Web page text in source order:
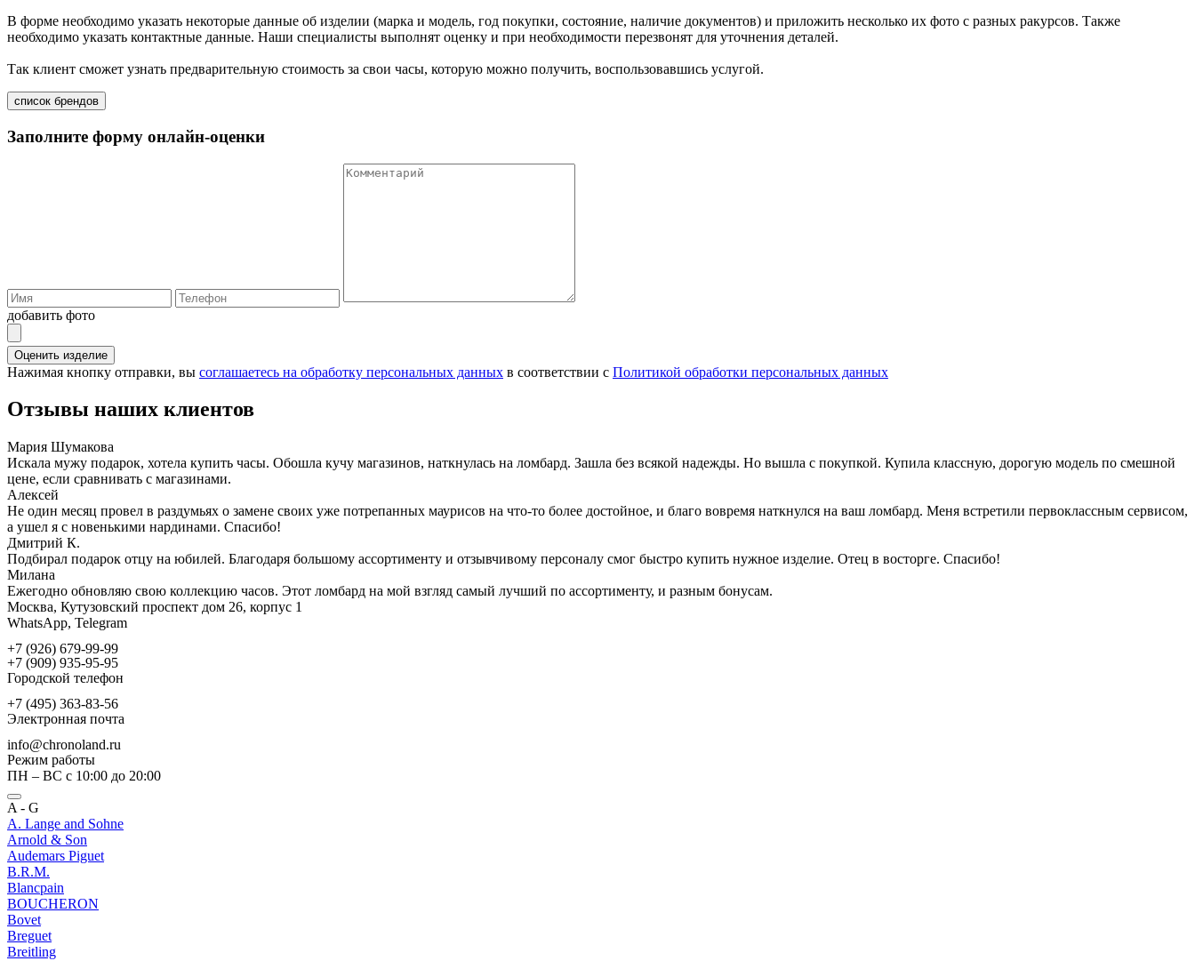
В форме необходимо указать некоторые данные об изделии (марка и модель, год покупки, состояние, наличие документов) и приложить несколько их фото с разных ракурсов. Также
необходимо указать контактные данные. Наши специалисты выполнят оценку и при необходимости перезвонят для уточнения деталей.
Так клиент сможет узнать предварительную стоимость за свои часы, которую можно получить, воспользовавшись услугой.
список брендов
Заполните форму онлайн-оценки
добавить фото
Оценить изделие
Нажимая кнопку отправки, вы соглашаетесь на обработку персональных данных в соответствии с Политикой обработки персональных данных
Отзывы наших клиентов
Мария Шумакова
Искала мужу подарок, хотела купить часы. Обошла кучу магазинов, наткнулась на ломбард. Зашла без всякой надежды. Но вышла с покупкой. Купила классную, дорогую модель по смешной
цене, если сравнивать с магазинами.
Алексей
Не один месяц провел в раздумьях о замене своих уже потрепанных маурисов на что-то более достойное, и благо вовремя наткнулся на ваш ломбард. Меня встретили первоклассным сервисом,
а ушел я с новенькими нардинами. Спасибо!
Дмитрий К.
Подбирал подарок отцу на юбилей. Благодаря большому ассортименту и отзывчивому персоналу смог быстро купить нужное изделие. Отец в восторге. Спасибо!
Милана
Ежегодно обновляю свою коллекцию часов. Этот ломбард на мой взгляд самый лучший по ассортименту, и разным бонусам.
Москва, Кутузовский проспект дом 26, корпус 1
WhatsApp, Telegram
+7 (926) 679-99-99
+7 (909) 935-95-95
Городской телефон
+7 (495) 363-83-56
Электронная почта
info@chronoland.ru
Режим работы
ПН – ВС с 10:00 до 20:00
A - G
A. Lange and Sohne
Arnold & Son
Audemars Piguet
B.R.M.
Blancpain
BOUCHERON
Bovet
Breguet
Breitling